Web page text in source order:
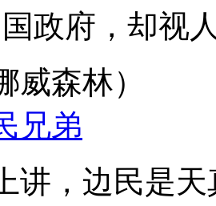
政府，却视
威森林）
兄弟
讲，边民是